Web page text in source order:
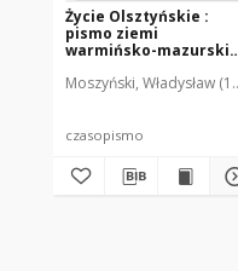
Życie Olsztyńskie :
pismo ziemi
warmińsko-
Moszyński, Władysław
czasopismo